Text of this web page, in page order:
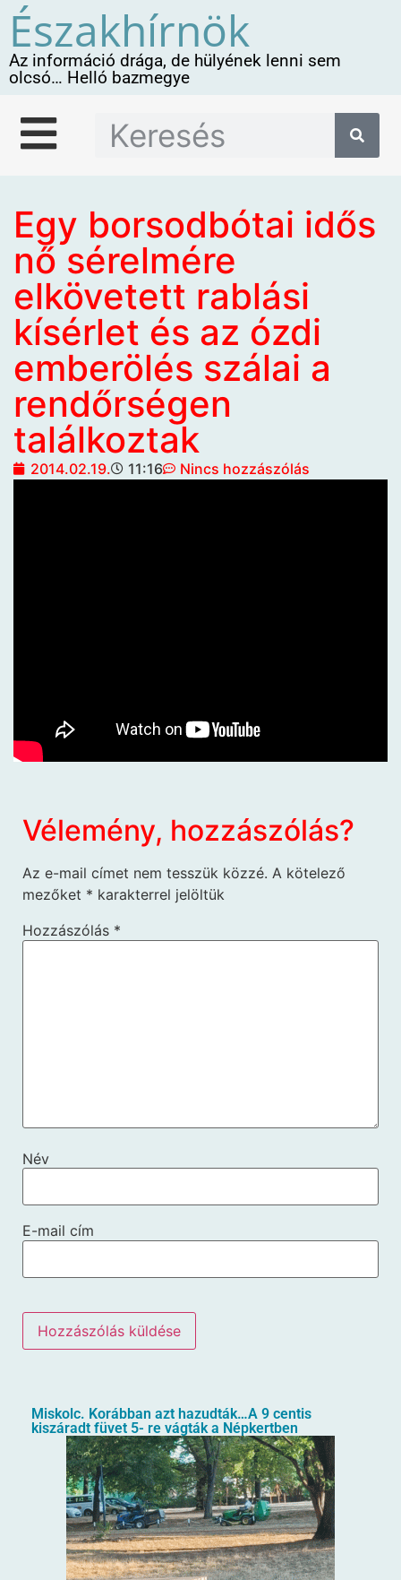
Északhírnök
Az információ drága, de hülyének lenni sem
olcsó… Helló bazmegye
Egy borsodbótai idős
nő sérelmére
elkövetett rablási
kísérlet és az ózdi
emberölés szálai a
rendőrségen
találkoztak
2014.02.19. 11:16 Nincs hozzászólás
Vélemény, hozzászólás?
Az e-mail címet nem tesszük közzé. A kötelező
mezőket * karakterrel jelöltük
Hozzászólás *
Név
E-mail cím
Miskolc. Korábban azt hazudták…A 9 centis
kiszáradt füvet 5- re vágták a Népkertben